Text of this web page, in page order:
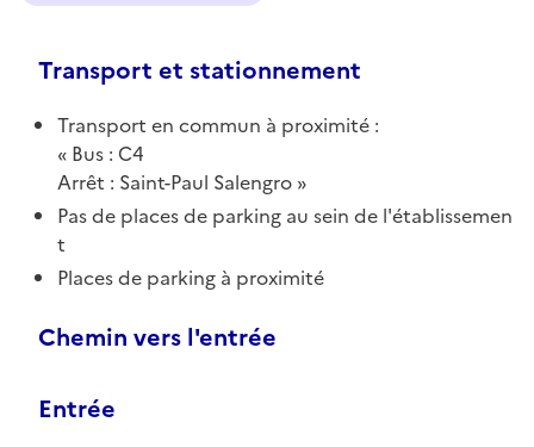
Transport et stationnement
Transport en commun à proximité :
Bus : C4
Arrêt : Saint-Paul Salengro
Pas de places de parking au sein de l'établissemen
t
Places de parking à proximité
Chemin vers l'entrée
Entrée